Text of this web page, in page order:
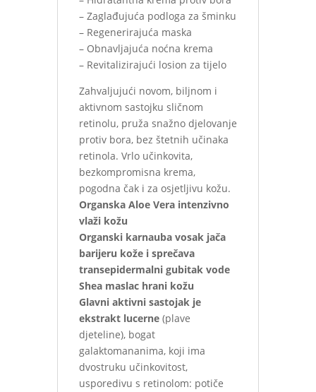
– Zaglađujuća podloga za šminku
– Regenerirajuća maska
– Obnavljajuća noćna krema
– Revitalizirajući losion za tijelo
Zahvaljujući novom, biljnom i
aktivnom sastojku sličnom
retinolu, pruža snažno djelovanje
protiv bora, bez štetnih učinaka
retinola. Vrlo učinkovita,
bezkompromisna krema,
pogodna čak i za osjetljivu kožu.
Organska Aloe Vera intenzivno
vlaži kožu
Organski karnauba vosak jača
barijeru kože i sprečava
transepidermalni gubitak vode
Shea maslac hrani kožu
Glavni aktivni sastojak je
ekstrakt lucerne(plave
djeteline), bogat
galaktomananima, koji ima
dvostruku učinkovitost,
usporedivu s retinolom: potiče